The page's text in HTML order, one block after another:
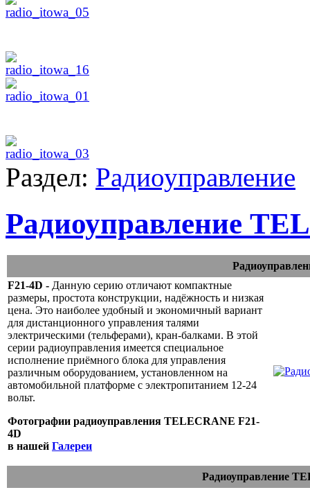
Раздел: Радиоуправление
Радиоуправление
F21-4D - Данную серию отличают компактные
размеры, простота конструкции, надёжность и низкая
цена. Это наиболее удобный и экономичный вариант
для дистанционного управления талями
электрическими (тельферами), кран-балками. В этой
серии радиоуправления имеется специальное
исполнение приёмного блока для управления
различным оборудованием, установленном на
автомобильной платформе с электропитанием 12-24
вольт.
Фотографии радиоуправления TELECRANE F21-
4D
в нашей Галереи
Радиоуправление